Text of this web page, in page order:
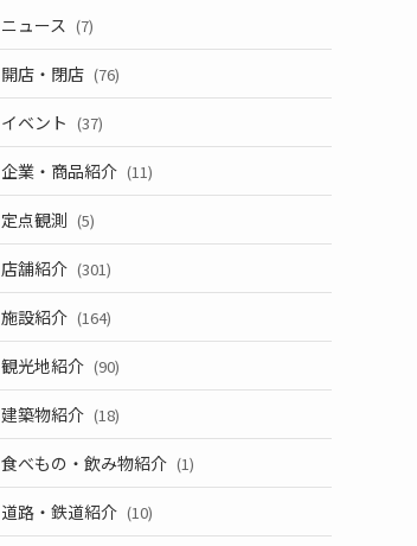
ニュース (7)
開店・閉店 (76)
イベント (37)
企業・商品紹介 (11)
定点観測 (5)
店舗紹介 (301)
施設紹介 (164)
観光地紹介 (90)
建築物紹介 (18)
食べもの・飲み物紹介 (1)
道路・鉄道紹介 (10)